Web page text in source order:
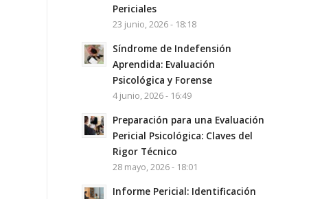
Periciales
23 junio, 2026 - 18:18
Síndrome de Indefensión
Aprendida: Evaluación
Psicológica y Forense
4 junio, 2026 - 16:49
Preparación para una Evaluación
Pericial Psicológica: Claves del
Rigor Técnico
28 mayo, 2026 - 18:01
Informe Pericial: Identificación